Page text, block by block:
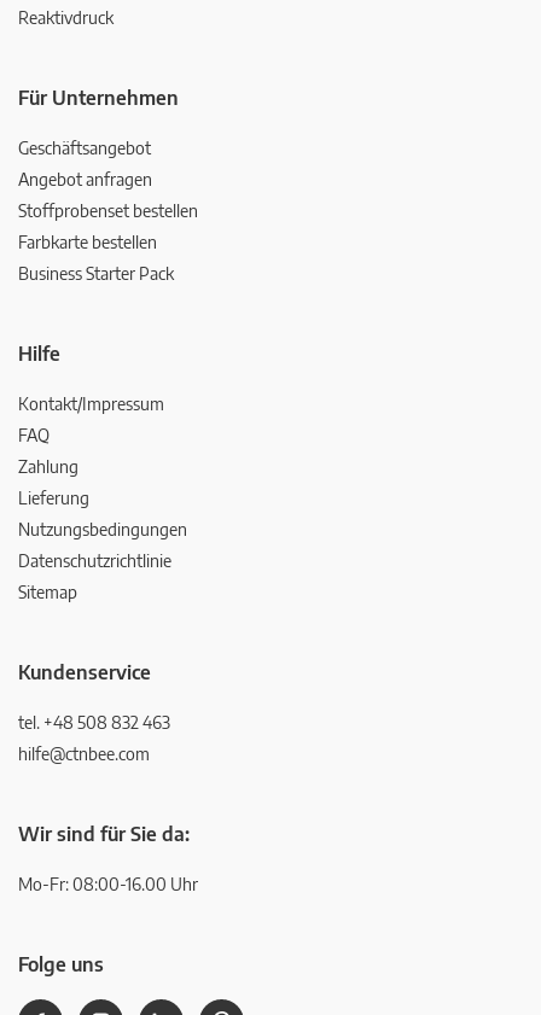
Reaktivdruck
Für Unternehmen
Geschäftsangebot
Angebot anfragen
Stoffprobenset bestellen
Farbkarte bestellen
Business Starter Pack
Hilfe
Kontakt/Impressum
FAQ
Zahlung
Lieferung
Nutzungsbedingungen
Datenschutzrichtlinie
Sitemap
Kundenservice
tel. +48 508 832 463
hilfe@ctnbee.com
Wir sind für Sie da:
Mo-Fr: 08:00-16.00 Uhr
Folge uns